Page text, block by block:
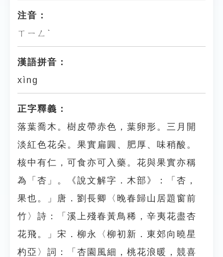
注音：
ㄒㄧㄥˋ
漢語拼音：
xìng
正字釋義：
落葉喬木。樹皮帶赤色，葉卵形。三月開
淡紅色花朵。果實扁圓、肥厚、味稍酸。
核中有仁，可食亦可入藥。花與果實亦稱
為「杏」。《說文解字．木部》：「杏，
果也。」唐．劉長卿〈晚春歸山居題窗前
竹〉詩：「溪上殘春黃鳥稀，辛夷花盡杏
花飛。」宋．柳永〈柳初新．東郊向曉星
杓亞〉詞：「杏園風細，桃花浪暖，競喜